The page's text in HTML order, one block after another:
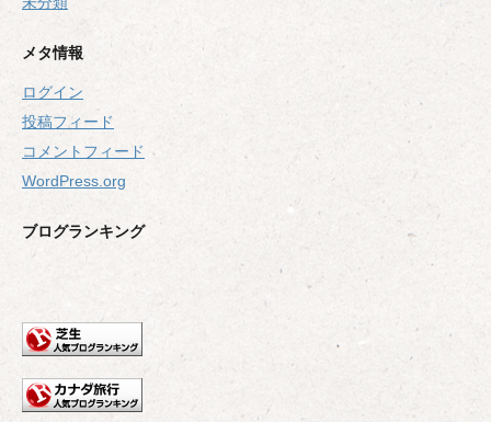
メタ情報
ログイン
投稿フィード
コメントフィード
WordPress.org
ブログランキング